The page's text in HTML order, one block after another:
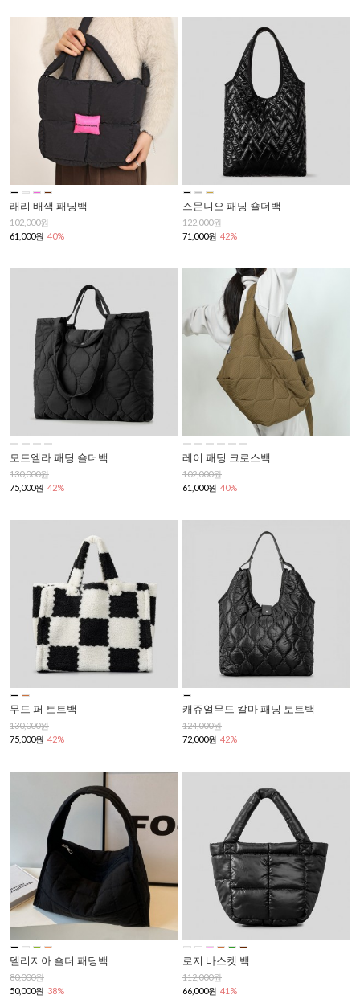
래리 배색 패딩백
102,000원
61,000원 40%
스몬니오 패딩 숄더백
122,000원
71,000원 42%
모드엘라 패딩 숄더백
130,000원
75,000원 42%
레이 패딩 크로스백
102,000원
61,000원 40%
무드 퍼 토트백
130,000원
75,000원 42%
캐쥬얼무드 칼마 패딩 토트백
124,000원
72,000원 42%
델리지아 숄더 패딩백
80,000원
50,000원 38%
로지 바스켓 백
112,000원
66,000원 41%